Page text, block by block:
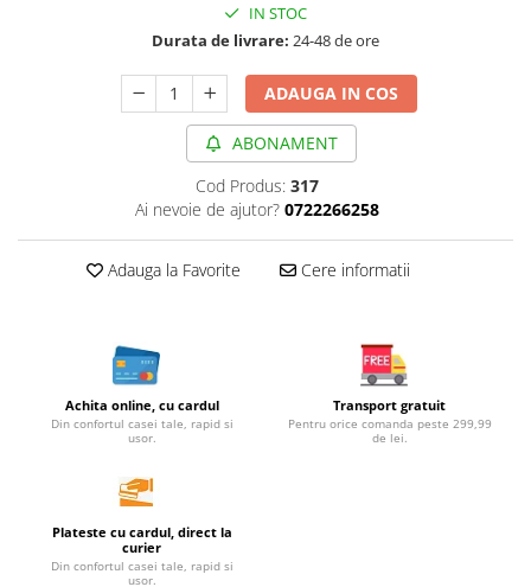
Sosuri, Ketchup bio
Pudre si prafuri
Conserve, Pateuri, creme
Leguminoase si seminte
Produse din soia
Produse care inlocuiesc carnea
Unt, alternativa unt
Paine bio
Paste
Ciocolata
Dulceturi, gemuri, compoturi
IN STOC
Durata de livrare: 24-48 de ore
ADAUGA IN COS
ABONAMENT
Cod Produs: 317
Ai nevoie de ajutor? 0722266258
Adauga la Favorite Cere informatii
Achita online, cu cardul
Din confortul casei tale, rapid si
usor.
Transport gratuit
Pentru orice comanda peste 299,99
de lei.
Plateste cu cardul, direct la
curier
Din confortul casei tale, rapid si
usor.